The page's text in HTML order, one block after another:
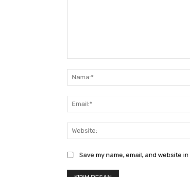
Save my name, email, and website